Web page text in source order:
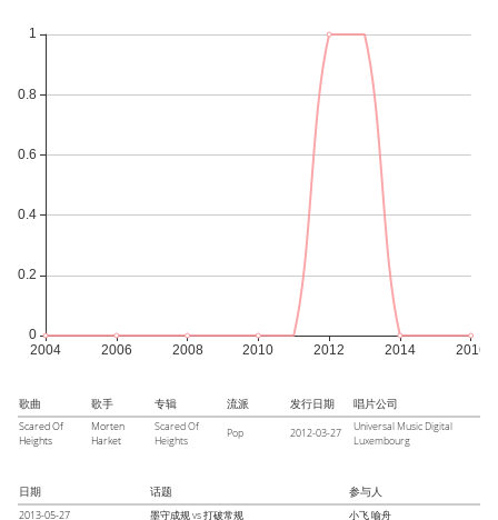
歌曲 歌手 专辑 流派 发行日期 唱片公司
Scared Of
Heights
Morten
Harket
Scared Of
Heights
Pop 2012-03-27
Universal Music Digital
Luxembourg
日期 话题 参与人
2013-05-27 墨守成规 vs 打破常规 小飞喻舟